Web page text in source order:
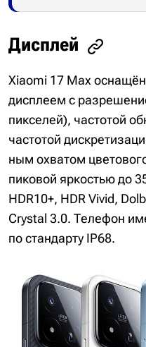
Дисплей
Xiaomi 17 Max
дисплеем с
пикселей), частотой
частотой
ным охватом
пиковой яркостью до
HDR10+, HDR Vivid,
Crystal 3.0. Телефон
по стандарту IP68.